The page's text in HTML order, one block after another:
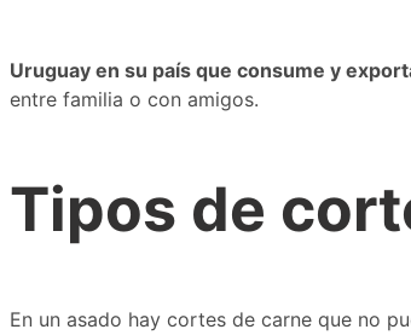
Uruguay en su país que consume y
entre familia o con amigos.
Tipos de
En un asado hay cortes de carne que no